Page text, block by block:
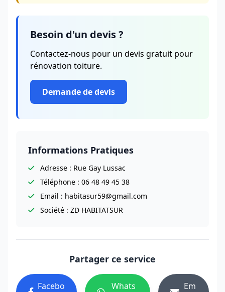
Besoin d'un devis ?
Contactez-nous pour un devis gratuit pour
rénovation toiture.
Demande de devis
Informations Pratiques
Adresse : Rue Gay Lussac
Téléphone : 06 48 49 45 38
Email : habitasur59@gmail.com
Société : ZD HABITATSUR
Partager ce service
Facebo
Whats
Em